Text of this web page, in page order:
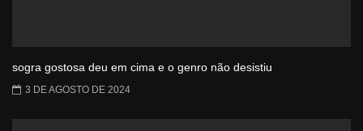
sogra gostosa deu em cima e o genro não desistiu
3 DE AGOSTO DE 2024